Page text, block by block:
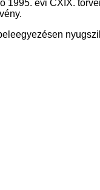
1995. évi CXIX.